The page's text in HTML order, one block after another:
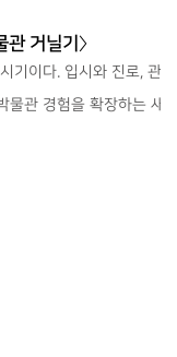
관 거닐기〉
기이다. 입시와 진로, 관
관 경험을 확장하는 새